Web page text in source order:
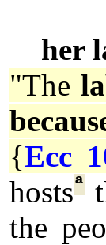
her
"The
{Ecc
hostsª
the